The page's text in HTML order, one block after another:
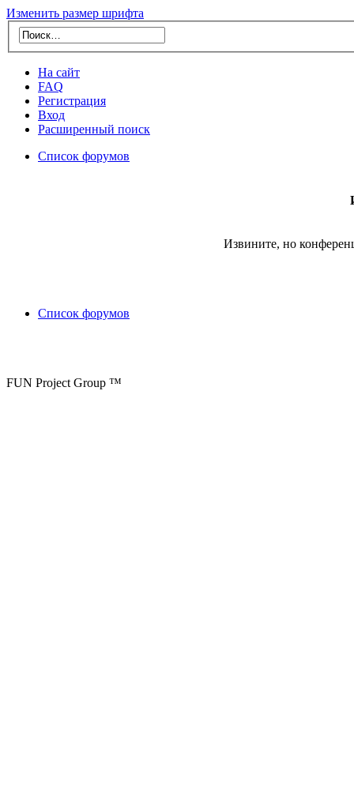
Изменить размер шрифта
На сайт
FAQ
Регистрация
Вход
Расширенный поиск
Список форумов
Извините, но
Список форумов
FUN Project Group ™